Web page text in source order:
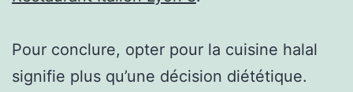
Pour conclure, opter pour la cuisine halal
signifie plus qu’une décision diététique.